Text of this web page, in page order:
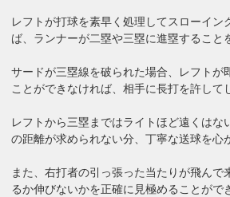
レフトが打球を素早く処理してスローイン
ば、ランナーが二塁や三塁に進塁すること
サードが三塁線を破られた場合、レフトが
ことができなければ、相手に長打を許して
レフトから三塁まではライトほど遠くはな
の距離が求められない分、丁寧な送球を心
また、右打者の引っ張った当たりが飛んで
るか伸びないかを正確に見極めることがで